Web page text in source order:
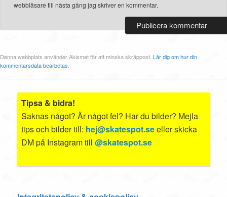
webbläsare till nästa gång jag skriver en kommentar.
Denna webbplats använder Akismet för att minska skräppost. Lär dig om hur din
kommentarsdata bearbetas.
Tipsa & bidra!
Saknas något? Är något fel? Har du bilder? Mejla
tips och bilder till: hej@skatespot.seeller skicka
DM på Instagram till@skatespot.se